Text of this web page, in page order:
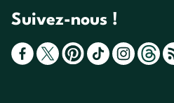
Suivez-nous !